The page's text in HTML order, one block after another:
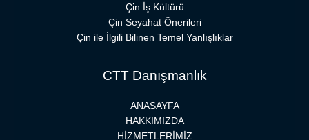
Çin İş Kültürü
Çin Seyahat Önerileri
Çin ile İlgili Bilinen Temel Yanlışlıklar
CTT Danışmanlık
ANASAYFA
HAKKIMIZDA
HİZMETLERİMİZ